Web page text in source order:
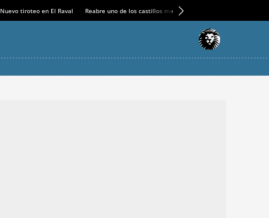
Nuevo tiroteo en El Raval Reabre uno de los castillos medievales más espectaculares